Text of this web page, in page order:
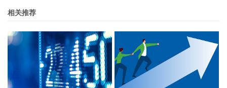
相关推荐